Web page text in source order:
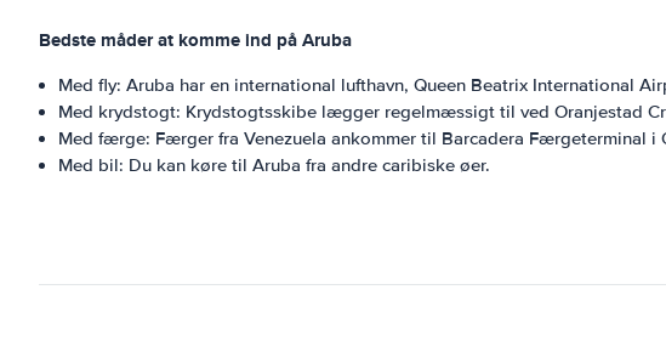
Bedste måder at komme ind på Aruba
Med fly: Aruba har en international lufthavn, Queen Beatrix International
Med krydstogt: Krydstogtsskibe lægger regelmæssigt til ved Oranjestad
Med færge: Færger fra Venezuela ankommer til Barcadera Færgeterminal i
Med bil: Du kan køre til Aruba fra andre caribiske øer.